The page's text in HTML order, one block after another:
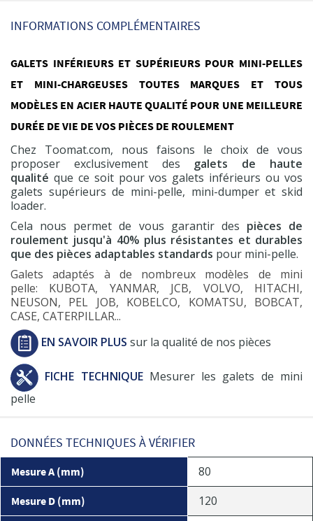
INFORMATIONS COMPLÉMENTAIRES
GALETS INFÉRIEURS ET SUPÉRIEURS POUR MINI-PELLES
ET MINI-CHARGEUSES TOUTES MARQUES ET TOUS
MODÈLES EN ACIER HAUTE QUALITÉ POUR UNE MEILLEURE
DURÉE DE VIE DE VOS PIÈCES DE ROULEMENT
Chez Toomat.com, nous faisons le choix de vous
proposer exclusivement des galets de haute
qualité que ce soit pour vos galets inférieurs ou vos
galets supérieurs de mini-pelle, mini-dumper et skid
loader.
Cela nous permet de vous garantir des pièces de
roulement jusqu'à 40% plus résistantes et durables
que des pièces adaptables standards pour mini-pelle.
Galets adaptés à de nombreux modèles de mini
pelle: KUBOTA, YANMAR, JCB, VOLVO, HITACHI,
NEUSON, PEL JOB, KOBELCO, KOMATSU, BOBCAT,
CASE, CATERPILLAR...
EN SAVOIR PLUS sur la qualité de nos pièces
FICHE TECHNIQUE Mesurer les galets de mini
pelle
DONNÉES TECHNIQUES À VÉRIFIER
Mesure A (mm) 80
Mesure D (mm) 120